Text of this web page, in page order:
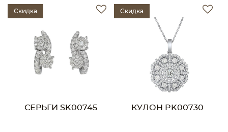
Скидка
СЕРЬГИ SK00745
Скидка
КУЛОН PK00730